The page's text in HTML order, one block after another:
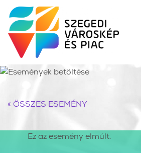
« ÖSSZES ESEMÉNY
Ez az esemény elmúlt.